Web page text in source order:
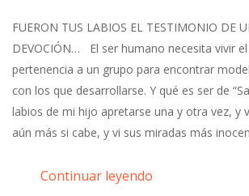
FUERON TUS LABIOS EL TESTIMONIO DE
DEVOCIÓN… El ser humano necesita vivir
pertenencia a un grupo para encontrar
con los que desarrollarse. Y qué es ser de
labios de mi hijo apretarse una y otra vez, y
aún más si cabe, y vi sus miradas más
Continuar leyendo